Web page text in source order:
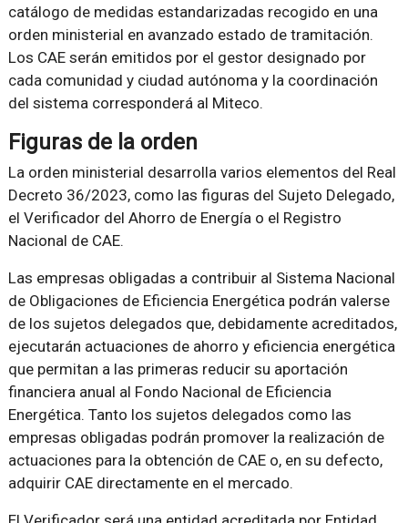
catálogo de medidas estandarizadas recogido en una
orden ministerial en avanzado estado de tramitación.
Los CAE serán emitidos por el gestor designado por
cada comunidad y ciudad autónoma y la coordinación
del sistema corresponderá al Miteco.
Figuras de la orden
La orden ministerial desarrolla varios elementos del Real
Decreto 36/2023, como las figuras del Sujeto Delegado,
el Verificador del Ahorro de Energía o el Registro
Nacional de CAE.
Las empresas obligadas a contribuir al Sistema Nacional
de Obligaciones de Eficiencia Energética podrán valerse
de los sujetos delegados que, debidamente acreditados,
ejecutarán actuaciones de ahorro y eficiencia energética
que permitan a las primeras reducir su aportación
financiera anual al Fondo Nacional de Eficiencia
Energética. Tanto los sujetos delegados como las
empresas obligadas podrán promover la realización de
actuaciones para la obtención de CAE o, en su defecto,
adquirir CAE directamente en el mercado.